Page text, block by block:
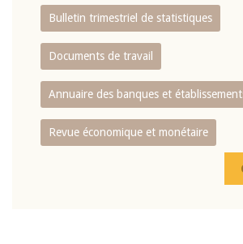
Bulletin trimestriel de statistiques
Documents de travail
Annuaire des banques et
Revue économique et monétaire